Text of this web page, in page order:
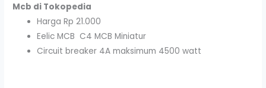
Mcb di Tokopedia
Harga Rp 21.000
Eelic MCB C4 MCB Miniatur
Circuit breaker 4A maksimum 4500 watt